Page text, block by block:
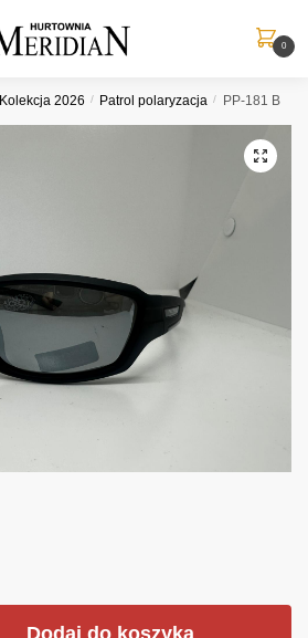
0
Kolekcja 2026 / Patrol polaryzacja / PP-181 B
Dodaj do koszyka